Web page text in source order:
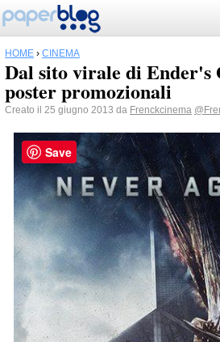
HOME › CINEMA
Dal sito virale di Ender's
poster promozionali
Creato il 25 giugno 2013 da Frenckcinema
Save